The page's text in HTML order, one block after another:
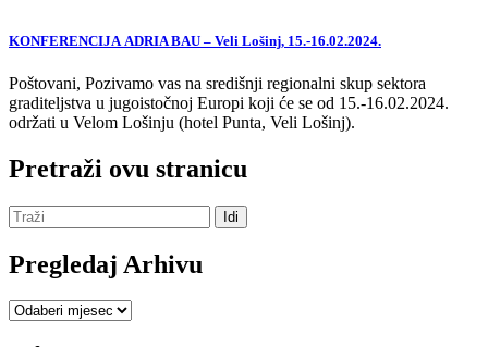
KONFERENCIJA ADRIA BAU – Veli Lošinj, 15.-16.02.2024.
Poštovani, Pozivamo vas na središnji regionalni skup sektora
graditeljstva u jugoistočnoj Europi koji će se od 15.-16.02.2024.
održati u Velom Lošinju (hotel Punta, Veli Lošinj).
Pretraži ovu stranicu
Pregledaj Arhivu
Pregledaj